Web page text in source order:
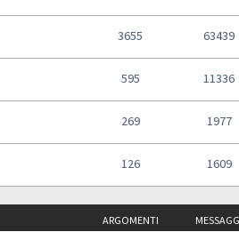
3655 63439
595 11336
269 1977
126 1609
ARGOMENTI